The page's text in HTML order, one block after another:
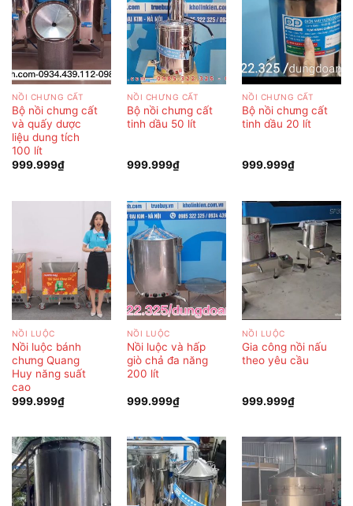
NỒI CHƯNG CẤT
Bộ nồi chưng cất
và quấy dược
liệu dung tích
100 lít
999.999₫
NỒI CHƯNG CẤT
Bộ nồi chưng cất
tinh dầu 50 lít
999.999₫
NỒI CHƯNG CẤT
Bộ nồi chưng cất
tinh dầu 20 lít
999.999₫
NỒI LUỘC
Nồi luộc bánh
chưng Quang
Huy năng suất
cao
999.999₫
NỒI LUỘC
Nồi luộc và hấp
giò chả đa năng
200 lít
999.999₫
NỒI LUỘC
Gia công nồi nấu
theo yêu cầu
999.999₫